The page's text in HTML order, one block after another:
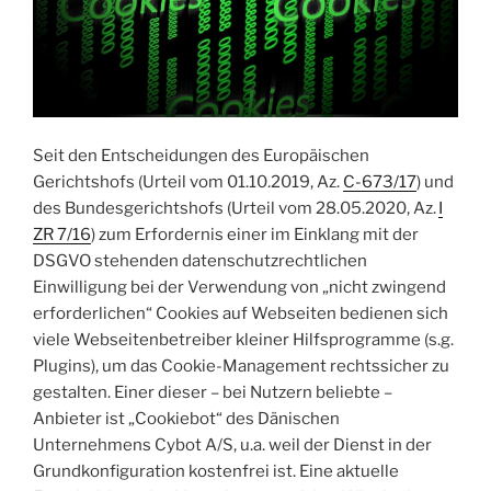
Seit den Entscheidungen des Europäischen
Gerichtshofs (Urteil vom 01.10.2019, Az. C-673/17) und
des Bundesgerichtshofs (Urteil vom 28.05.2020, Az.I
ZR 7/16) zum Erfordernis einer im Einklang mit der
DSGVO stehenden datenschutzrechtlichen
Einwilligung bei der Verwendung von „nicht zwingend
erforderlichen“ Cookies auf Webseiten bedienen sich
viele Webseitenbetreiber kleiner Hilfsprogramme (s.g.
Plugins), um das Cookie-Management rechtssicher zu
gestalten. Einer dieser – bei Nutzern beliebte –
Anbieter ist „Cookiebot“ des Dänischen
Unternehmens Cybot A/S, u.a. weil der Dienst in der
Grundkonfiguration kostenfrei ist. Eine aktuelle